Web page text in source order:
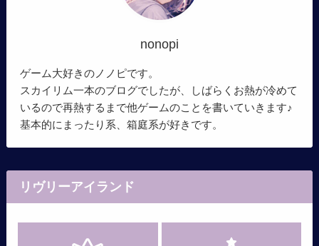
nonopi
ゲーム大好きのノノピです。
スカイリム一本のブログでしたが、しばらくお熱が冷めて
いるので再熱するまで他ゲームのことを書いていきます♪
基本的にまったり系、箱庭系が好きです。
リヴリーアイランド